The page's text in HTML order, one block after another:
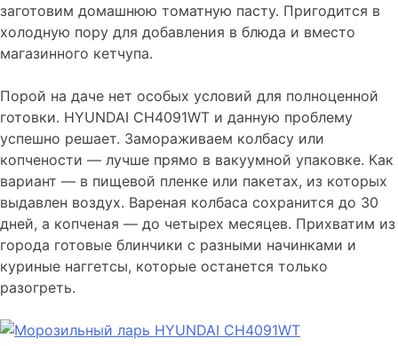
заготовим домашнюю томатную пасту. Пригодится в
холодную пору для добавления в блюда и вместо
магазинного кетчупа.
Порой на даче нет особых условий для полноценной
готовки. HYUNDAI CH4091WT и данную проблему
успешно решает. Замораживаем колбасу или
копчености — лучше прямо в вакуумной упаковке. Как
вариант — в пищевой пленке или пакетах, из которых
выдавлен воздух. Вареная колбаса сохранится до 30
дней, а копченая — до четырех месяцев. Прихватим из
города готовые блинчики с разными начинками и
куриные наггетсы, которые останется только
разогреть.